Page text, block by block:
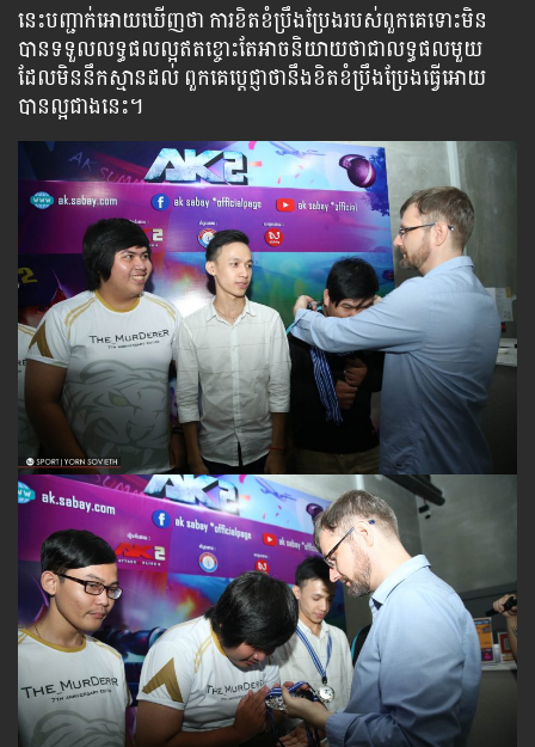
នេះបញ្ជាក់អោយឃើញថា ការខិតខំប្រឹងប្រែងរបស់ពួកគេទោះមិន
បានទទួលលទ្ធផលល្អឥតខ្ចោះតែអាចនិយាយថាជាលទ្ធផលមួយ
ដែលមិននឹកស្មានដល់ ពួកគេប្តេជ្ញាថានឹងខិតខំប្រឹងប្រែងធ្វើអោយ
បានល្អជាងនេះ។